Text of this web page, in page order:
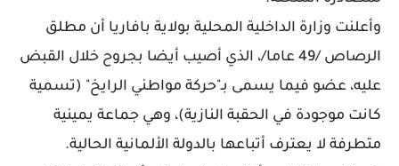
وأعلنت وزارة الداخلية المحلية بولاية بافاريا أن مطلق
الرصاص /49 عاما/، الذي أصيب أيضا بجروح خلال القبض
عليه، عضو فيما يسمى بـ"حركة مواطني الرايخ" (تسمية
كانت موجودة في الحقبة النازية)، وهي جماعة يمينية
متطرفة لا يعترف أتباعها بالدولة الألمانية الحالية.